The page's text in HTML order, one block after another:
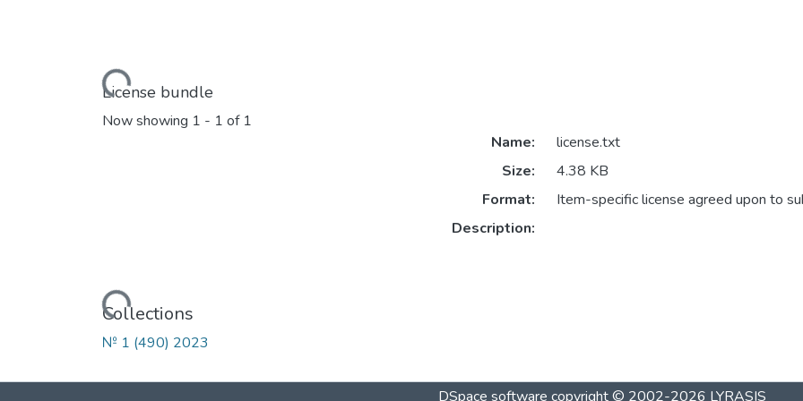
Loading...
License bundle
Now showing 1 - 1 of 1
Loading...
Name:
license.txt
Size:
4.38 KB
Format:
Item-specific license agreed upon to
Description:
Collections
№ 1 (490) 2023
DSpace software copyright © 2002-2026 LYRASIS